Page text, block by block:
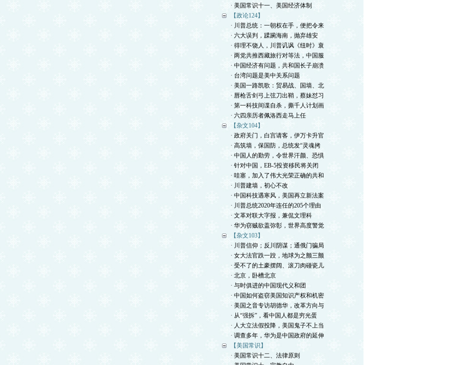
· 美国常识十一、美国经济体制
【政论124】
· 川普总统：一朝权在手，便把令来
· 六大误判，蹂躏海南，抛弃雄安
· 得理不饶人，川普讥讽《纽时》衰
· 两党共推西藏旅行对等法，中国服
· 中国经济有问题，共和国长子崩溃
· 台湾问题是美中关系问题
· 美国一路凯歌：贸易战、国墙、北
· 唇枪舌剑弓上弦刀出鞘，蔡妹怼习
· 第一科技间谍自杀，撕千人计划画
· 六四亲历者佩洛西走马上任
【杂文104】
· 政府关门，白宫请客，伊万卡升官
· 高筑墙，保国防，总统发“灵魂拷
· 中国人的勤劳，令世界汗颜、恐惧
· 针对中国，EB-5投资移民将关闭
· 哇塞，加入了伟大光荣正确的共和
· 川普建墙，初心不改
· 中国科技遇寒风，美国再立新法案
· 川普总统2020年连任的205个理由
· 文革对联大字报，兼侃文理科
· 华为窃贼欲盖弥彰，世界高度警觉
【杂文103】
· 川普信仰；反川阴谋；通俄门骗局
· 女大法官跌一跤，地球为之颤三颤
· 受不了的土豪摆阔、滚刀肉碰瓷儿
· 北京，卧槽北京
· 与时俱进的中国现代义和团
· 中国如何盗窃美国知识产权和机密
· 美国之音专访胡德华，改革方向与
· 从“强拆”，看中国人都是穷光蛋
· 人大立法假投降，美国鬼子不上当
· 调查多年，华为是中国政府的延伸
【美国常识】
· 美国常识十二、法律原则